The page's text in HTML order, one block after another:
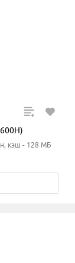
кэш - 128 МБ